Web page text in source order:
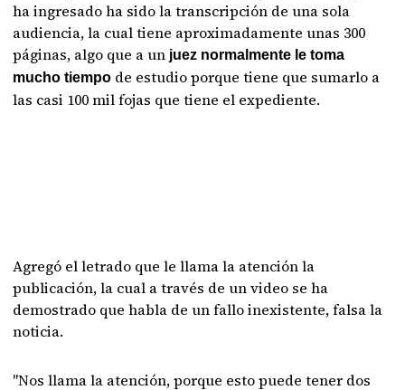
ha ingresado ha sido la transcripción de una sola
audiencia, la cual tiene aproximadamente unas 300
páginas, algo que a un juez normalmente le toma
mucho tiempo de estudio porque tiene que sumarlo a
las casi 100 mil fojas que tiene el expediente.
Agregó el letrado que le llama la atención la
publicación, la cual a través de un video se ha
demostrado que habla de un fallo inexistente, falsa la
noticia.
"Nos llama la atención, porque esto puede tener dos